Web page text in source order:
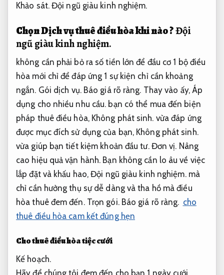
Khảo sát. Đội ngũ giàu kinh nghiệm.
Chọn Dịch vụ thuê điều hòa khi nào ?Đội
ngũ giàu kinh nghiệm.
không cần phải bỏ ra số tiền lớn để đầu cơ 1 bộ điều
hòa mới chỉ để đáp ứng 1 sự kiện chỉ cần khoảng
ngắn. Gói dịch vụ. Báo giá rõ ràng. Thay vào ấy, Áp
dụng cho nhiều nhu cầu. bạn có thể mua đến biện
pháp thuê điều hòa, Không phát sinh. vừa đáp ứng
được mục đích sử dụng của bạn, Không phát sinh.
vừa giúp bạn tiết kiệm khoản đầu tư. Đơn vị. Nâng
cao hiệu quả vận hành. Bạn không cần lo âu về việc
lắp đặt và khấu hao,Đội ngũ giàu kinh nghiệm.mà
chỉ cần hưởng thụ sự dễ dàng và tha hồ mà điều
hòa thuê đem đến. Trọn gói. Báo giá rõ ràng. cho
thuê điều hòa cam kết đúng hẹn
Cho thuê điều hòa tiệc cưới
Kế hoạch.